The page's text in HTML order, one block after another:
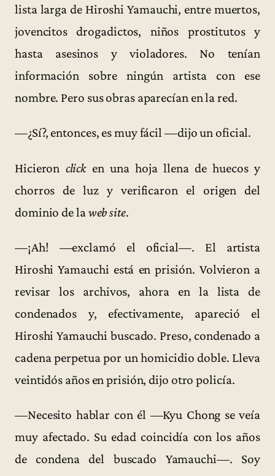
lista larga de Hiroshi Yamauchi, entre muertos,
jovencitos drogadictos, niños prostitutos y
hasta asesinos y violadores. No tenían
información sobre ningún artista con ese
nombre. Pero sus obras aparecían en la red.
—¿Sí?, entonces, es muy fácil —dijo un oficial.
Hicieron clicken una hoja llena de huecos y
chorros de luz y verificaron el origen del
dominio de la web site.
—¡Ah! —exclamó el oficial—. El artista
Hiroshi Yamauchi está en prisión. Volvieron a
revisar los archivos, ahora en la lista de
condenados y, efectivamente, apareció el
Hiroshi Yamauchi buscado. Preso, condenado a
cadena perpetua por un homicidio doble. Lleva
veintidós años en prisión, dijo otro policía.
—Necesito hablar con él —Kyu Chong se veía
muy afectado. Su edad coincidía con los años
de condena del buscado Yamauchi—. Soy